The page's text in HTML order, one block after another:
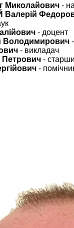
Миколайович -
Валерій
- доцент
Володимирович
- викладач
-
-